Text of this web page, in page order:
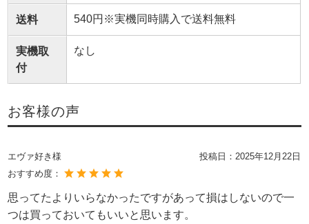
送料 540円※実機同時購入で送料無料
実機取
付
なし
お客様の声
エヴァ好き様 投稿日： 2025年12月22日
おすすめ度：
思ってたよりいらなかったですがあって損はしないので一
つは買っておいてもいいと思います。